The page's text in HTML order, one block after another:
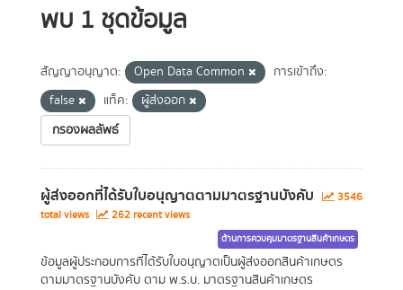
พบ 1 ชุดข้อมูล
สัญญาอนุญาต: Open Data Common
การเข้าถึง:
false
แท็ค:
ผู้ส่งออก
กรองผลลัพธ์
ผู้ส่งออกที่ได้รับใบอนุญาตตามมาตรฐานบังคับ
3546
total views
262 recent views
ด้านการควบคุมมาตรฐานสินค้าเกษตร
ข้อมูลผู้ประกอบการที่ได้รับใบอนุญาตเป็นผู้ส่งออกสินค้าเกษตร
ตามมาตรฐานบังคับ ตาม พ.ร.บ. มาตรฐานสินค้าเกษตร